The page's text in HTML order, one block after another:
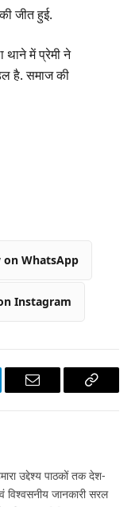
जीत हुई.
थाने में प्रेमी ने
है. समाज की
on WhatsApp
Instagram
Email
Copy
उद्देश्य पाठकों तक देश-
विश्वसनीय जानकारी सरल